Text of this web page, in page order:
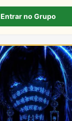
Entrar no Grupo